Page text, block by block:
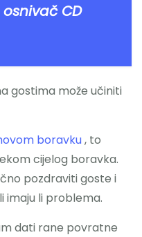
osnivač CD
gostima može učiniti
boravku, to
cijelog boravka.
pozdraviti goste i
imaju li problema.
dati rane povratne